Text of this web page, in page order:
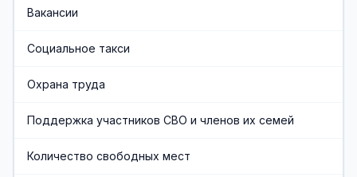
Обеспечивающая служба
Учредители организации
граждан пожилого возраста и инвалидов
Вакансии
Социальное такси
Охрана труда
Поддержка участников СВО и членов их семей
Количество свободных мест